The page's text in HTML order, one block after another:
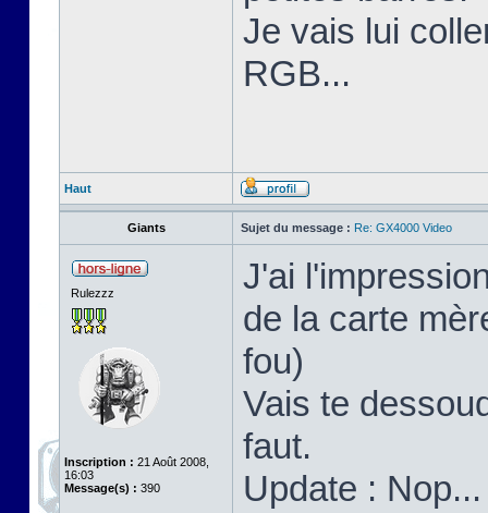
Je vais lui
RGB...
Haut
Giants Sujet du message : Re: GX4000 Video
Rulezzz
Inscription : 21 Août 2008,
16:03
Message(s) : 390
J'ai
de la carte
fou)
Vais te
faut.
Update :